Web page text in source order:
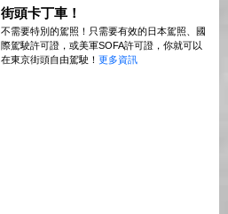
街頭卡丁車！
不需要特別的駕照！只需要有效的日本駕照、國
際駕駛許可證，或美軍SOFA許可證，你就可以
在東京街頭自由駕駛！ 更多資訊